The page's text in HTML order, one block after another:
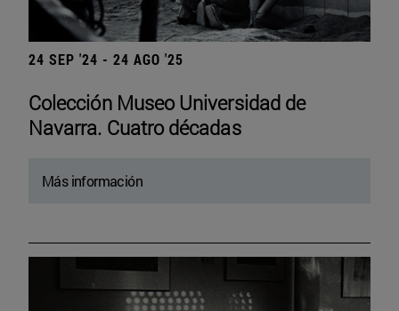
24 SEP '24 - 24 AGO '25
Colección Museo Universidad de
Navarra. Cuatro décadas
Más información